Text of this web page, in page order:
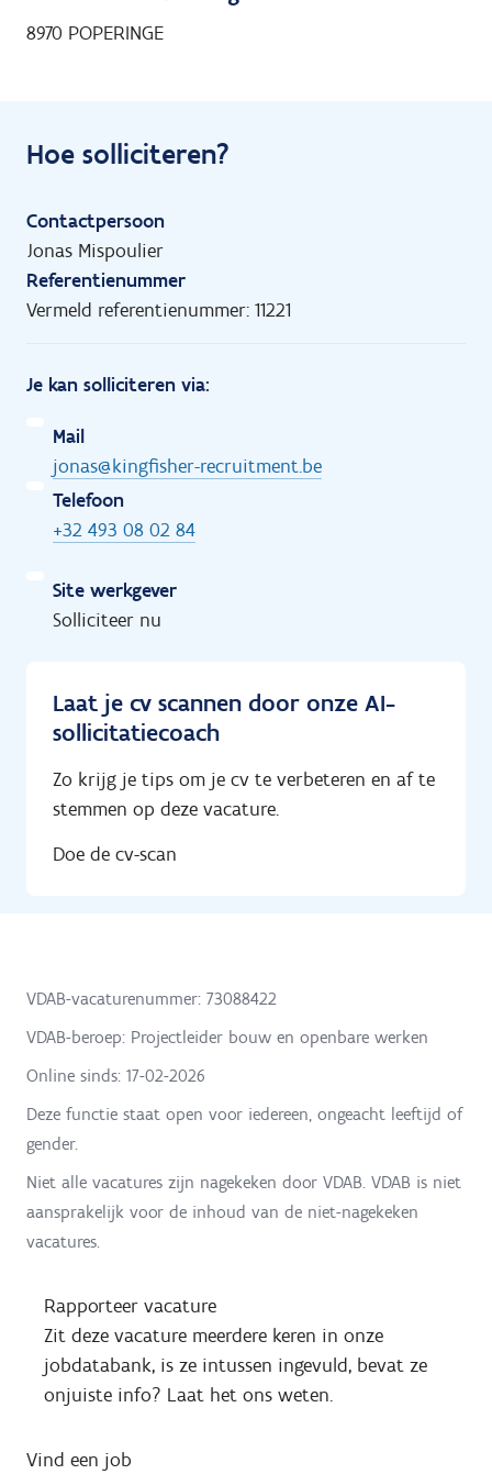
8970 POPERINGE
Hoe solliciteren?
Contactpersoon
Jonas Mispoulier
Referentienummer
Vermeld referentienummer: 11221
Je kan solliciteren via:
Mail
jonas@kingfisher-recruitment.be
Telefoon
+32 493 08 02 84
Site werkgever
Solliciteer nu
Laat je cv scannen door onze AI-
sollicitatiecoach
Zo krijg je tips om je cv te verbeteren en af te
stemmen op deze vacature.
Doe de cv-scan
VDAB-vacaturenummer: 73088422
VDAB-beroep: Projectleider bouw en openbare werken
Online sinds: 17-02-2026
Deze functie staat open voor iedereen, ongeacht leeftijd of
gender.
Niet alle vacatures zijn nagekeken door VDAB. VDAB is niet
aansprakelijk voor de inhoud van de niet-nagekeken
vacatures.
Rapporteer vacature
Zit deze vacature meerdere keren in onze
jobdatabank, is ze intussen ingevuld, bevat ze
onjuiste info? Laat het ons weten.
Vind een job